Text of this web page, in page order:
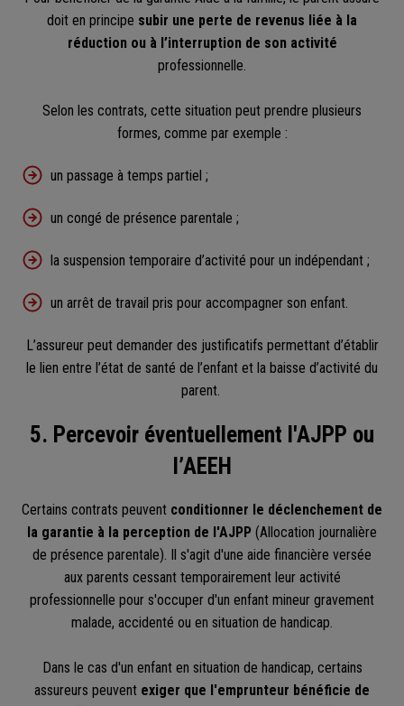
doit en principe subir une perte de revenus liée à la
réduction ou à l’interruption de son activité
professionnelle.
Selon les contrats, cette situation peut prendre plusieurs
formes, comme par exemple :
un passage à temps partiel ;
un congé de présence parentale ;
la suspension temporaire d’activité pour un indépendant ;
un arrêt de travail pris pour accompagner son enfant.
L’assureur peut demander des justificatifs permettant d’établir
le lien entre l’état de santé de l’enfant et la baisse d’activité du
parent.
5. Percevoir éventuellement l'AJPP ou
l’AEEH
Certains contrats peuvent conditionner le déclenchement de
la garantie à la perception de l'AJPP (Allocation journalière
de présence parentale). Il s'agit d'une aide financière versée
aux parents cessant temporairement leur activité
professionnelle pour s'occuper d'un enfant mineur gravement
malade, accidenté ou en situation de handicap.
Dans le cas d'un enfant en situation de handicap, certains
assureurs peuvent exiger que l'emprunteur bénéficie de